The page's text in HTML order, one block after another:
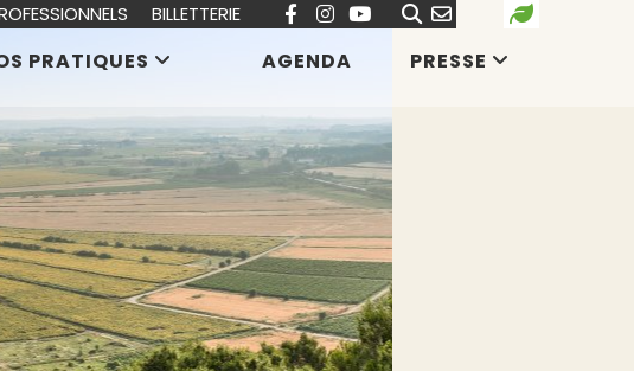
PRATIQUES AGENDA PRESSE
BILLETTERIE